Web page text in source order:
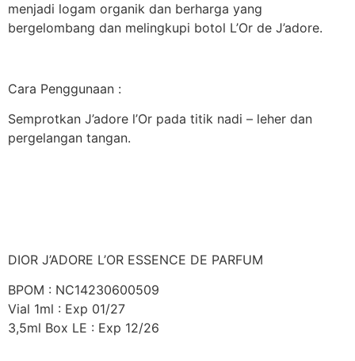
menjadi logam organik dan berharga yang
bergelombang dan melingkupi botol L’Or de J’adore.
Cara Penggunaan :
Semprotkan J’adore l’Or pada titik nadi – leher dan
pergelangan tangan.
DIOR J’ADORE L’OR ESSENCE DE PARFUM
BPOM : NC14230600509
Vial 1ml : Exp 01/27
3,5ml Box LE : Exp 12/26